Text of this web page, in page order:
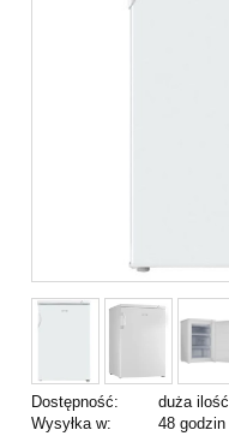
Dostępność:
duża ilość
Wysyłka w:
48 godzin